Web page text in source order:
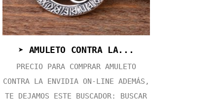
➤ AMULETO CONTRA LA...
PRECIO PARA COMPRAR AMULETO
CONTRA LA ENVIDIA ON-LINE ADEMÁS,
TE DEJAMOS ESTE BUSCADOR: BUSCAR